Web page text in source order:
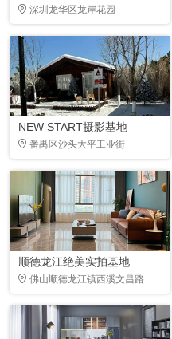
深圳龙华区龙岸花园
NEW START摄影基地
番禺区沙头大平工业街
顺德龙江绝美实拍基地
佛山顺德龙江镇西溪文昌路